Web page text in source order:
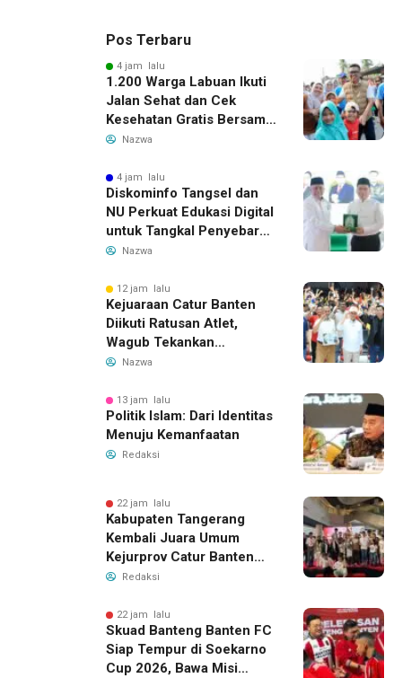
Pos Terbaru
4 jam lalu
1.200 Warga Labuan Ikuti
Jalan Sehat dan Cek
Kesehatan Gratis Bersama
Gubernur Banten
Nazwa
4 jam lalu
Diskominfo Tangsel dan
NU Perkuat Edukasi Digital
untuk Tangkal Penyebaran
Hoaks
Nazwa
12 jam lalu
Kejuaraan Catur Banten
Diikuti Ratusan Atlet,
Wagub Tekankan
Pembinaan Dini
Nazwa
13 jam lalu
Politik Islam: Dari Identitas
Menuju Kemanfaatan
Redaksi
22 jam lalu
Kabupaten Tangerang
Kembali Juara Umum
Kejurprov Catur Banten
2026, Raih 24 Medali
Redaksi
22 jam lalu
Skuad Banteng Banten FC
Siap Tempur di Soekarno
Cup 2026, Bawa Misi